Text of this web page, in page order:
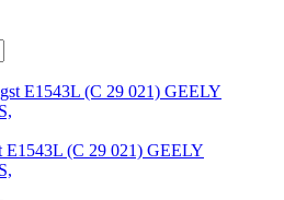
(C 29 021) GEELY